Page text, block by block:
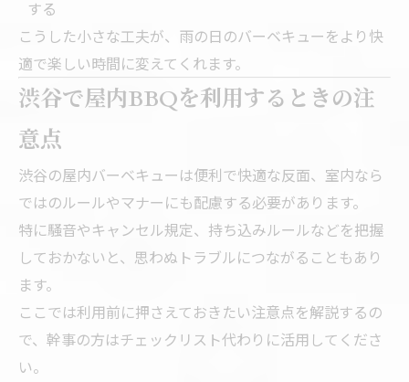
する
こうした小さな工夫が、雨の日のバーベキューをより快
適で楽しい時間に変えてくれます。
渋谷で屋内BBQを利用するときの注
意点
渋谷の屋内バーベキューは便利で快適な反面、室内なら
ではのルールやマナーにも配慮する必要があります。
特に騒音やキャンセル規定、持ち込みルールなどを把握
しておかないと、思わぬトラブルにつながることもあり
ます。
ここでは利用前に押さえておきたい注意点を解説するの
で、幹事の方はチェックリスト代わりに活用してくださ
い。